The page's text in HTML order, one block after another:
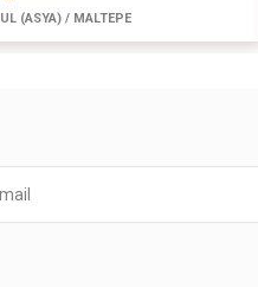
(ASYA) / MALTEPE